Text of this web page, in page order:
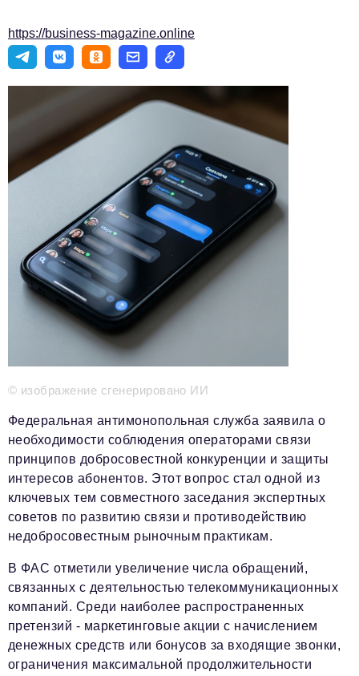
Авторские материалы
Телефон редакции:+7 495 727-01-67
Электронные почты редакции:
Информационный отдел
info@business-magazine.online
Отдел рекламы
reklama@business-magazine.online
Отдел распространения/редакционная подписка
podpiska@business-magazine.online
Отдел по работе с партнерами
partner@business-magazine.online
https://business-magazine.online
© изображение сгенерировано ИИ
Федеральная антимонопольная служба заявила о
необходимости соблюдения операторами связи
принципов добросовестной конкуренции и защиты
интересов абонентов. Этот вопрос стал одной из
ключевых тем совместного заседания экспертных
советов по развитию связи и противодействию
недобросовестным рыночным практикам.
В ФАС отметили увеличение числа обращений,
связанных с деятельностью телекоммуникационных
компаний. Среди наиболее распространенных
претензий - маркетинговые акции с начислением
денежных средств или бонусов за входящие звонки,
ограничения максимальной продолжительности